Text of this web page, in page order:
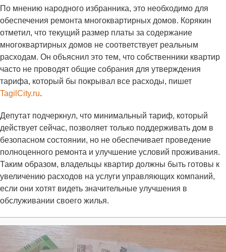
По мнению народного избранника, это необходимо для
обеспечения ремонта многоквартирных домов. Корякин
отметил, что текущий размер платы за содержание
многоквартирных домов не соответствует реальным
расходам. Он объяснил это тем, что собственники квартир
часто не проводят общие собрания для утверждения
тарифа, который бы покрывал все расходы, пишет
TagilCity.ru.
Депутат подчеркнул, что минимальный тариф, который
действует сейчас, позволяет только поддерживать дом в
безопасном состоянии, но не обеспечивает проведение
полноценного ремонта и улучшение условий проживания.
Таким образом, владельцы квартир должны быть готовы к
увеличению расходов на услуги управляющих компаний,
если они хотят видеть значительные улучшения в
обслуживании своего жилья.